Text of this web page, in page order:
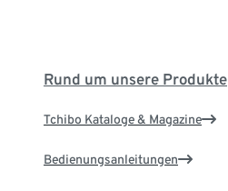
Rund um unsere Produkte
Tchibo Kataloge & Magazine
Bedienungsanleitungen